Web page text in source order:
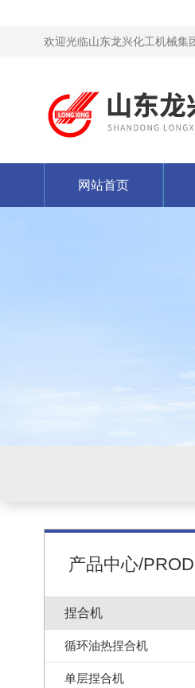
欢迎光临山东龙兴化工机械集
网站首页
产品中心/
捏合机
循环油热捏合机
单层捏合机